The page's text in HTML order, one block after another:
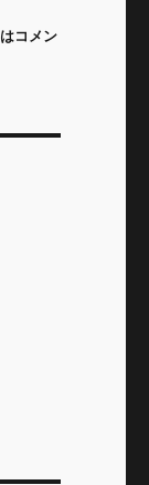
コメン